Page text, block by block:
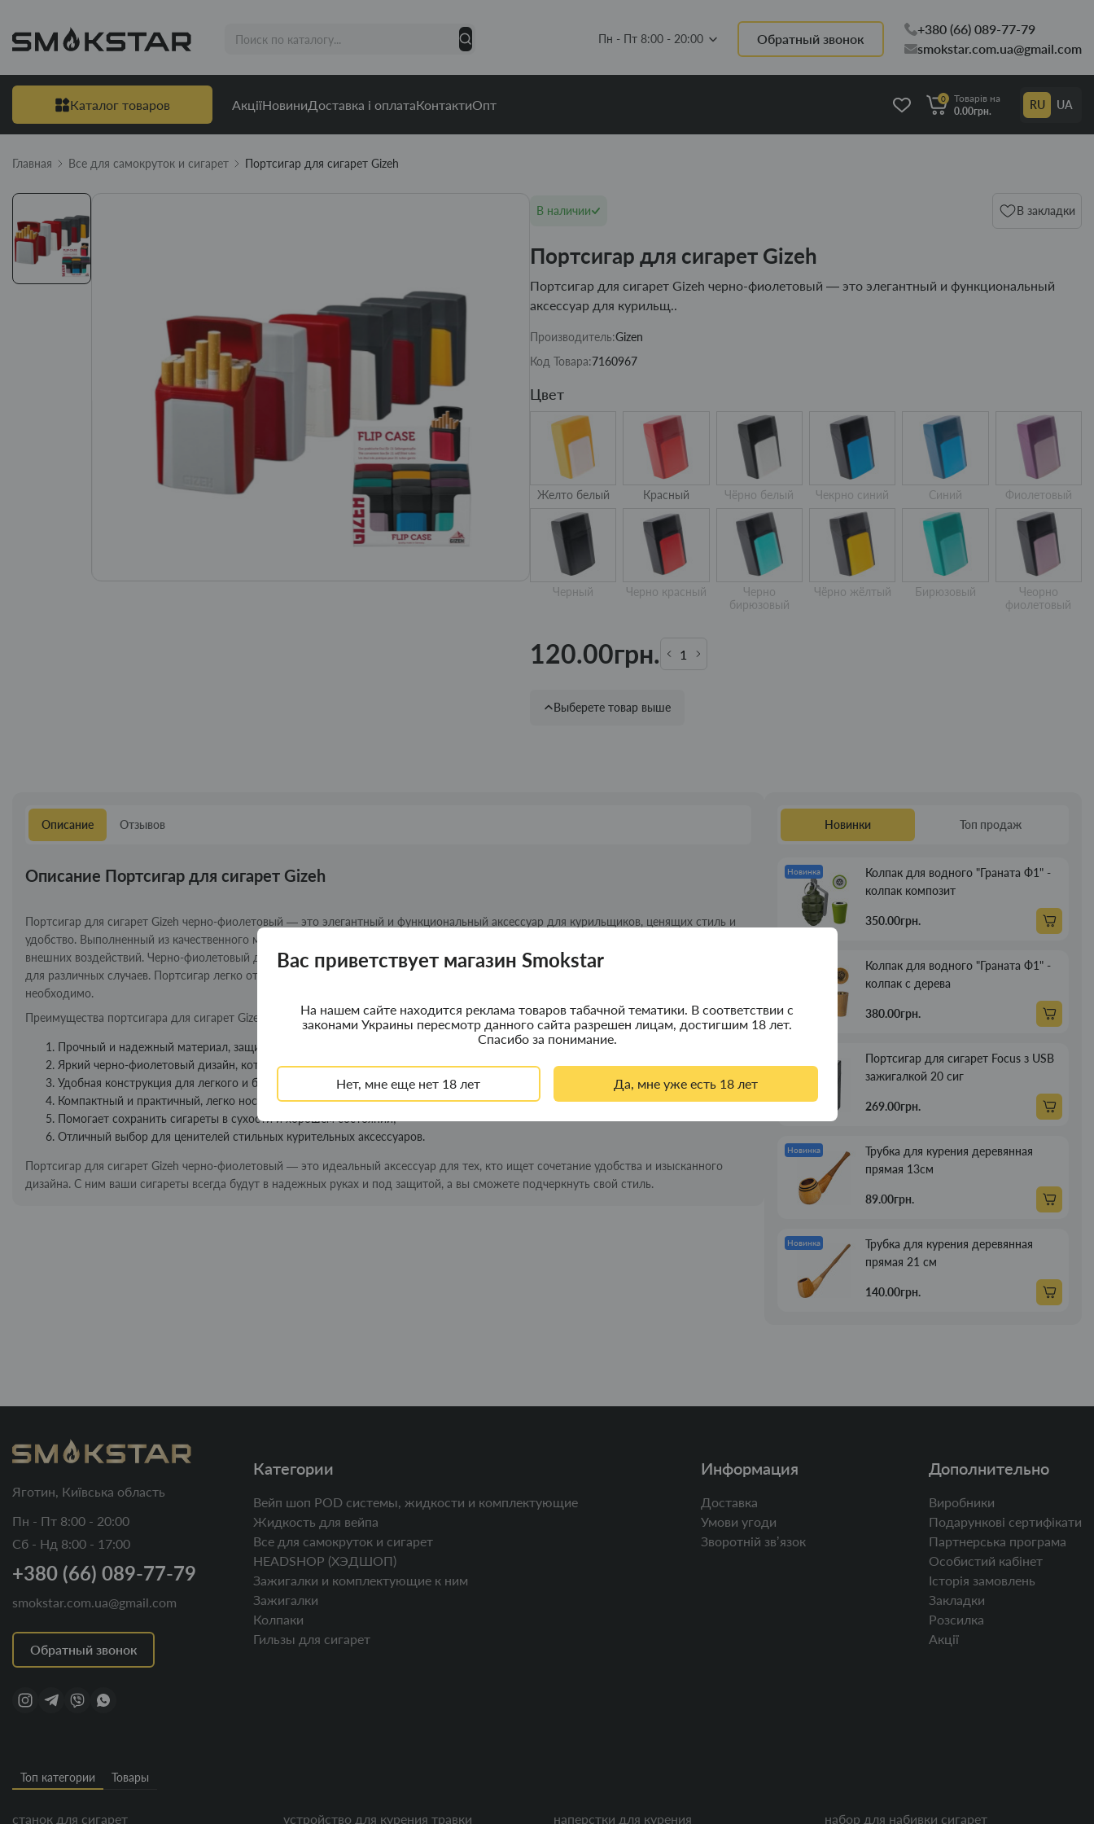
Вас приветствует магазин Smokstar
На нашем сайте находится реклама товаров табачной тематики. В соответствии с
законами Украины пересмотр данного сайта разрешен лицам, достигшим 18 лет.
Спасибо за понимание.
Нет, мне еще нет 18 лет Да, мне уже есть 18 лет
Пн - Пт 8:00 - 20:00 Обратный звонок
+380 (66) 089-77-79
smokstar.com.ua@gmail.com
Каталог товаров АкціїНовиниДоставка і оплатаКонтактиОпт 0
Товарів на
0.00грн.
RU UA
Главная Все для самокруток и сигарет Портсигар для сигарет Gizeh
В наличии В закладки
Портсигар для сигарет Gizeh
Портсигар для сигарет Gizeh черно-фиолетовый — это элегантный и функциональный
аксессуар для курильщ..
Производитель:Gizen
Код Товара:7160967
Цвет
Желто белый Красный Чёрно белый Чекрно синий Синий Фиолетовый
Черный Черно красный
Черно
бирюзовый
Чёрно жёлтый Бирюзовый
Чеорно
фиолетовый
120.00грн.
Выберете товар выше
Описание Отзывов
Описание Портсигар для сигарет Gizeh
Портсигар для сигарет Gizeh черно-фиолетовый — это элегантный и функциональный аксессуар для курильщиков, ценящих стиль и
удобство. Выполненный из качественного материала, он обеспечивает надежную защиту для ваших сигарет от повреждений и
внешних воздействий. Черно-фиолетовый дизайн придает портсигару необычайно стильный и современный вид, который подойдет
для различных случаев. Портсигар легко открывается и закрывается, позволяя вам быстро получить доступ к сигаретам, когда это
необходимо.
Преимущества портсигара для сигарет Gizeh черно-фиолетовый:
Прочный и надежный материал, защищающий сигареты от повреждений;
Яркий черно-фиолетовый дизайн, который выделяет аксессуар;
Удобная конструкция для легкого и быстрого доступа к сигаретам;
Компактный и практичный, легко носить с собой в кармане или сумке;
Помогает сохранить сигареты в сухости и хорошем состоянии;
Отличный выбор для ценителей стильных курительных аксессуаров.
Портсигар для сигарет Gizeh черно-фиолетовый — это идеальный аксессуар для тех, кто ищет сочетание удобства и изысканного
дизайна. С ним ваши сигареты всегда будут в надежных руках и под защитой, а вы сможете подчеркнуть свой стиль.
Новинки Топ продаж
Новинка
Колпак для водного "Граната Ф1" -
колпак композит
350.00грн.
Колпак для водного "Граната Ф1" -
колпак с дерева
380.00грн.
Портсигар для сигарет Focus з USB
зажигалкой 20 сиг
269.00грн.
Новинка
Трубка для курения деревянная
прямая 13см
89.00грн.
Новинка
Трубка для курения деревянная
прямая 21 см
140.00грн.
Яготин, Київська область
Пн - Пт 8:00 - 20:00
Сб - Нд 8:00 - 17:00
+380 (66) 089-77-79
smokstar.com.ua@gmail.com
Обратный звонок
Категории
Вейп шоп POD системы, жидкости и комплектующие
Жидкость для вейпа
Все для самокруток и сигарет
HEADSHOP (ХЭДШОП)
Зажигалки и комплектующие к ним
Зажигалки
Колпаки
Гильзы для сигарет
Информация
Доставка
Умови угоди
Зворотній звʼязок
Дополнительно
Виробники
Подарункові сертифікати
Партнерська програма
Особистий кабінет
Історія замовлень
Закладки
Розсилка
Акції
Топ категории Товары
станок для сигарет устройство для курения травки наперстки для курения набор для набивки сигарет